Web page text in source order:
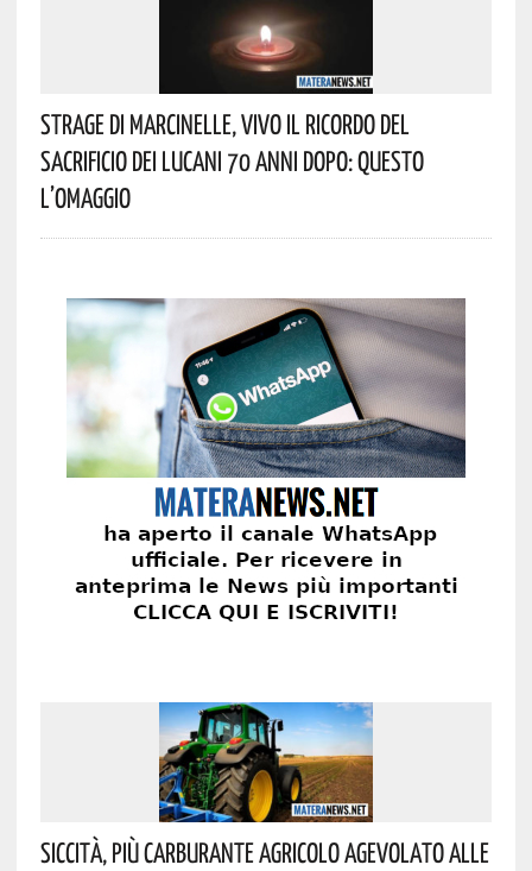
Strage Di Marcinelle, Vivo Il Ricordo Del
Sacrificio Dei Lucani 70 Anni Dopo: Questo
L’omaggio
Siccità, Più Carburante Agricolo Agevolato Alle